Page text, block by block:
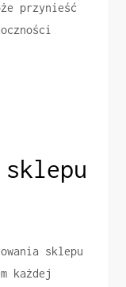
przynieść
sklepu
sklepu
każdej